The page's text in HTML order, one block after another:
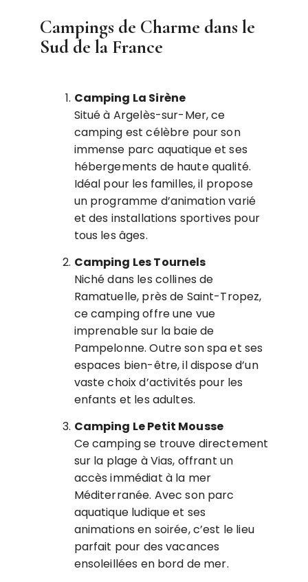
Campings de Charme dans le
Sud de la France
Camping La Sirène
Situé à Argelès-sur-Mer, ce
camping est célèbre pour son
immense parc aquatique et ses
hébergements de haute qualité.
Idéal pour les familles, il propose
un programme d’animation varié
et des installations sportives pour
tous les âges.
Camping Les Tournels
Niché dans les collines de
Ramatuelle, près de Saint-Tropez,
ce camping offre une vue
imprenable sur la baie de
Pampelonne. Outre son spa et ses
espaces bien-être, il dispose d’un
vaste choix d’activités pour les
enfants et les adultes.
Camping Le Petit Mousse
Ce camping se trouve directement
sur la plage à Vias, offrant un
accès immédiat à la mer
Méditerranée. Avec son parc
aquatique ludique et ses
animations en soirée, c’est le lieu
parfait pour des vacances
ensoleillées en bord de mer.